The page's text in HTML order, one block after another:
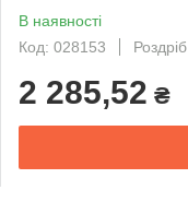
В наявності
Код: 028153
Роздріб
2 285,52 ₴